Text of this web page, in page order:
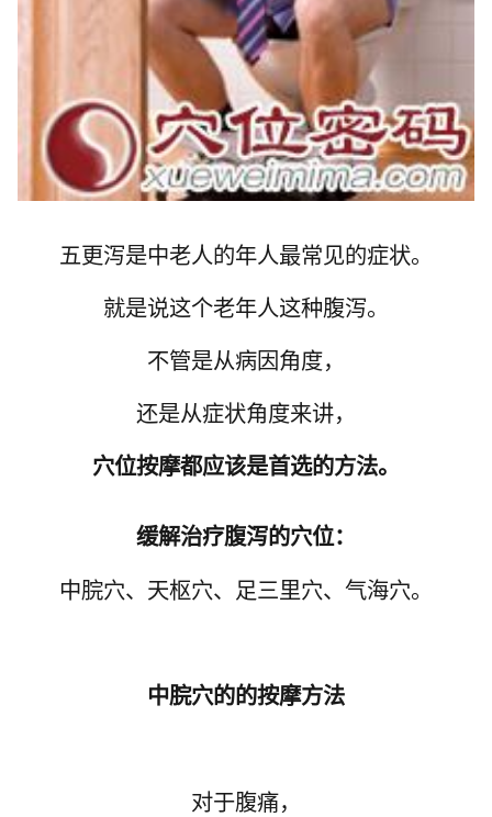
五更泻是中老人的年人最常见的症状。
就是说这个老年人这种腹泻。
不管是从病因角度，
还是从症状角度来讲，
穴位按摩都应该是首选的方法。
缓解治疗腹泻的穴位：
中脘穴、 天枢穴、足三里穴、 气海穴。
中脘穴的的按摩方法
对于腹痛，